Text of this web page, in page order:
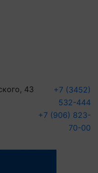
43
+7 (3452)
532-444
+7 (906) 823-
70-00